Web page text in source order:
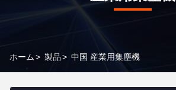
ホーム> 製品> 中国 産業用集塵機